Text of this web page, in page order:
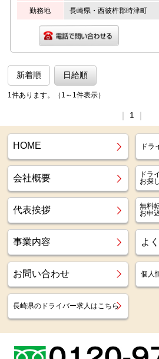
勤務地 長崎県・西彼杵郡時津町
新着順 日給順
1件あります。（1～1件表示）
1
HOME ドラ
会社概要
ドラ
お探
代表挨拶
無料
お申
事業内容 よ
お問い合わせ 個人
長崎県のドライバー求人はこちら